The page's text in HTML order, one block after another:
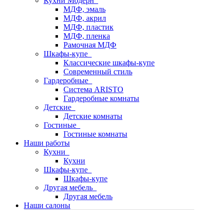
МДФ, эмаль
МДФ, акрил
МДФ, пластик
МДФ, пленка
Рамочная МДФ
Шкафы-купе
Классические шкафы-купе
Современный стиль
Гардеробные
Система ARISTO
Гардеробные комнаты
Детские
Детские комнаты
Гостиные
Гостиные комнаты
Наши работы
Кухни
Кухни
Шкафы-купе
Шкафы-купе
Другая мебель
Другая мебель
Наши салоны